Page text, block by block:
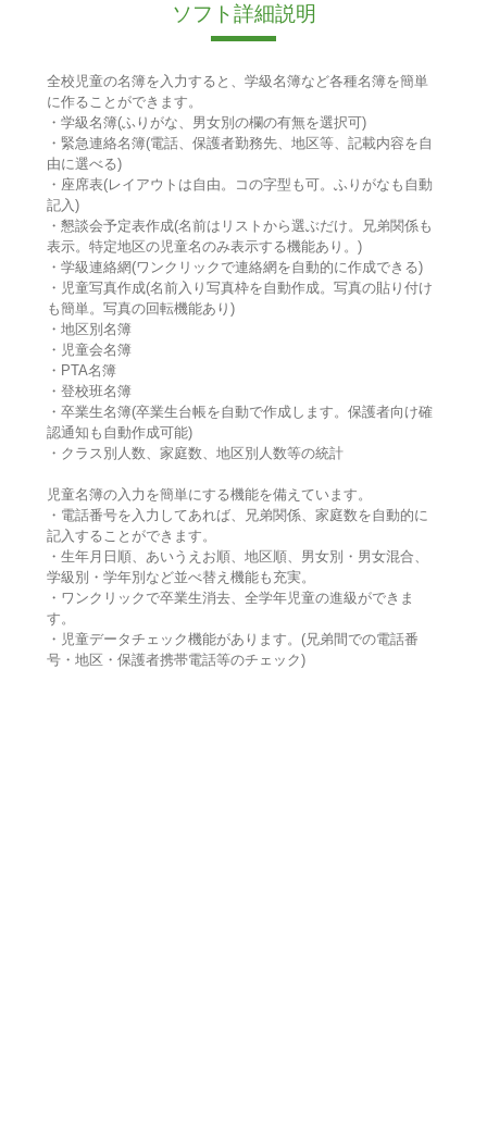
ソフト詳細説明
全校児童の名簿を入力すると、学級名簿など各種名簿を簡単
に作ることができます。
・学級名簿(ふりがな、男女別の欄の有無を選択可)
・緊急連絡名簿(電話、保護者勤務先、地区等、記載内容を自
由に選べる)
・座席表(レイアウトは自由。コの字型も可。ふりがなも自動
記入)
・懇談会予定表作成(名前はリストから選ぶだけ。兄弟関係も
表示。特定地区の児童名のみ表示する機能あり。)
・学級連絡網(ワンクリックで連絡網を自動的に作成できる)
・児童写真作成(名前入り写真枠を自動作成。写真の貼り付け
も簡単。写真の回転機能あり)
・地区別名簿
・児童会名簿
・PTA名簿
・登校班名簿
・卒業生名簿(卒業生台帳を自動で作成します。保護者向け確
認通知も自動作成可能)
・クラス別人数、家庭数、地区別人数等の統計
児童名簿の入力を簡単にする機能を備えています。
・電話番号を入力してあれば、兄弟関係、家庭数を自動的に
記入することができます。
・生年月日順、あいうえお順、地区順、男女別・男女混合、
学級別・学年別など並べ替え機能も充実。
・ワンクリックで卒業生消去、全学年児童の進級ができま
す。
・児童データチェック機能があります。(兄弟間での電話番
号・地区・保護者携帯電話等のチェック)